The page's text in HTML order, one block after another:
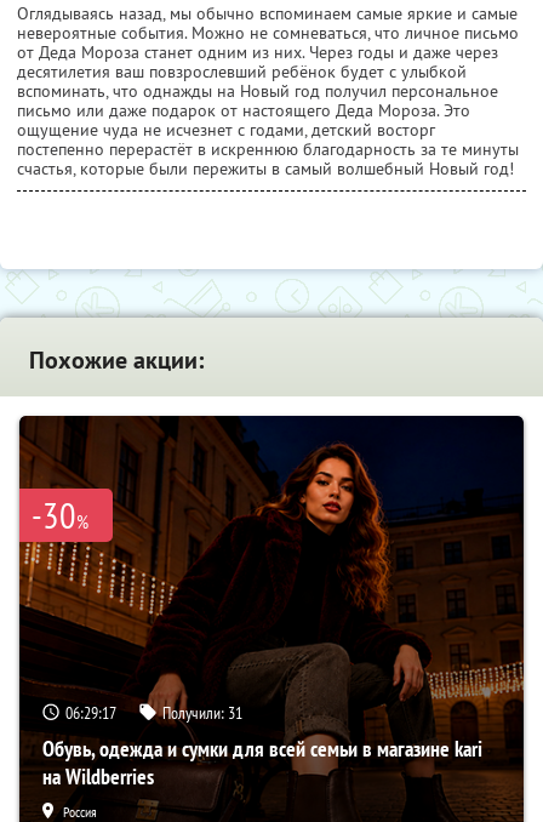
Оглядываясь назад, мы обычно вспоминаем самые яркие и самые
невероятные события. Можно не сомневаться, что личное письмо
от Деда Мороза станет одним из них. Через годы и даже через
десятилетия ваш повзрослевший ребёнок будет с улыбкой
вспоминать, что однажды на Новый год получил персональное
письмо или даже подарок от настоящего Деда Мороза. Это
ощущение чуда не исчезнет с годами, детский восторг
постепенно перерастёт в искреннюю благодарность за те минуты
счастья, которые были пережиты в самый волшебный Новый год!
Похожие акции:
-30%
06:29:16 Получили: 31
Обувь, одежда и сумки для всей семьи в магазине kari
на Wildberries
Россия